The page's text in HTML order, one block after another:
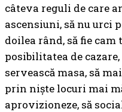
câteva reguli de care
ascensiuni, să nu urci
doilea rând, să fie
posibilitatea de
servească masa, să
prin niște locuri mai
aprovizioneze, să